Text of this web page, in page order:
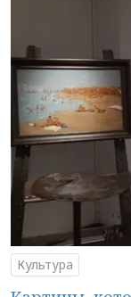
Культура